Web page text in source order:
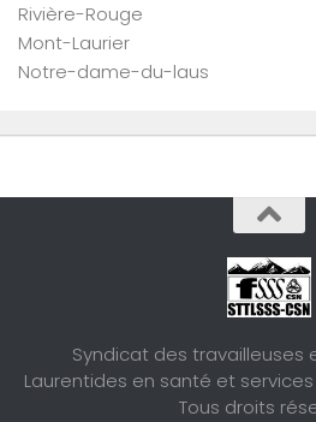
Rivière-Rouge
Mont-Laurier
Notre-dame-du-laus
Syndicat des travailleuses
Laurentides en santé et
Tous droits